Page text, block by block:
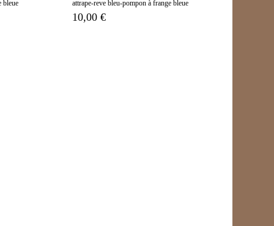
bleue
attrape-reve bleu-pompon à frange bleue
10,00 €